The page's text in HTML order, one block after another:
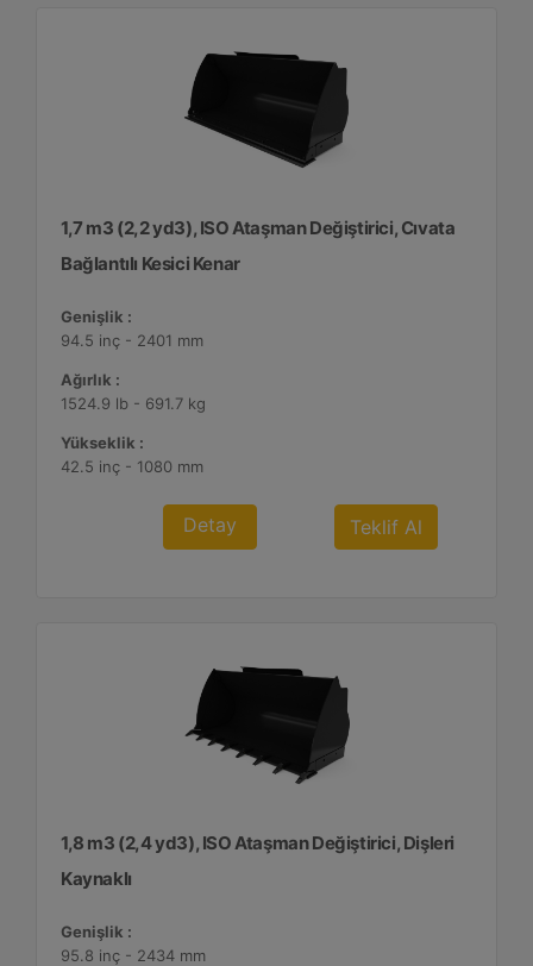
1,7 m3 (2,2 yd3), ISO Ataşman Değiştirici, Cıvata
Bağlantılı Kesici Kenar
Genişlik :
94.5 inç - 2401 mm
Ağırlık :
1524.9 lb - 691.7 kg
Yükseklik :
42.5 inç - 1080 mm
Detay Teklif Al
1,8 m3 (2,4 yd3), ISO Ataşman Değiştirici, Dişleri
Kaynaklı
Genişlik :
95.8 inç - 2434 mm